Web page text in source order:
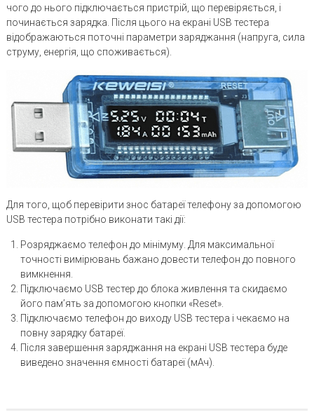
чого до нього підключається пристрій, що перевіряється, і
починається зарядка. Після цього на екрані USB тестера
відображаються поточні параметри заряджання (напруга, сила
струму, енергія, що споживається).
Для того, щоб перевірити знос батареї телефону за допомогою
USB тестера потрібно виконати такі дії:
Розряджаємо телефон до мінімуму. Для максимальної
точності вимірювань бажано довести телефон до повного
вимкнення.
Підключаємо USB тестер до блока живлення та скидаємо
його пам’ять за допомогою кнопки «Reset».
Підключаємо телефон до виходу USB тестера і чекаємо на
повну зарядку батареї.
Після завершення заряджання на екрані USB тестера буде
виведено значення ємності батареї (мАч).